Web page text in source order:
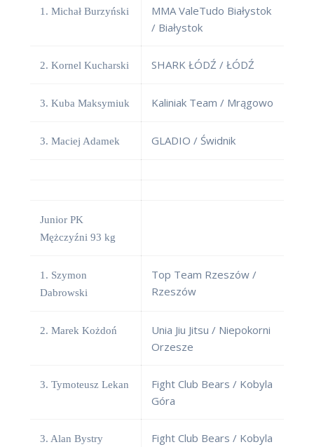
1. Michał Burzyński
MMA ValeTudo Białystok
/ Białystok
2. Kornel Kucharski SHARK ŁÓDŹ / ŁÓDŹ
3. Kuba Maksymiuk Kaliniak Team / Mrągowo
3. Maciej Adamek GLADIO / Świdnik
Junior PK
Mężczyźni 93 kg
1. Szymon
Dabrowski
Top Team Rzeszów /
Rzeszów
2. Marek Kożdoń
Unia Jiu Jitsu / Niepokorni
Orzesze
3. Tymoteusz Lekan
Fight Club Bears / Kobyla
Góra
3. Alan Bystry
Fight Club Bears / Kobyla